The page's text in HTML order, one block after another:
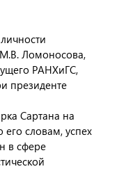
Ломоносова,
РАНХиГС,
президенте
Сартана на
словам, успех
в сфере